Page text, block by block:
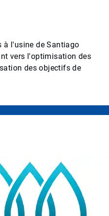
à l'usine de Santiago
vers l'optimisation des
des objectifs de